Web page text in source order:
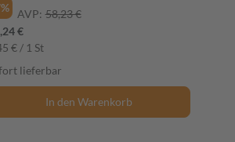
AVP: 58,23 €
€
€ / 1 St
lieferbar
In den Warenkorb